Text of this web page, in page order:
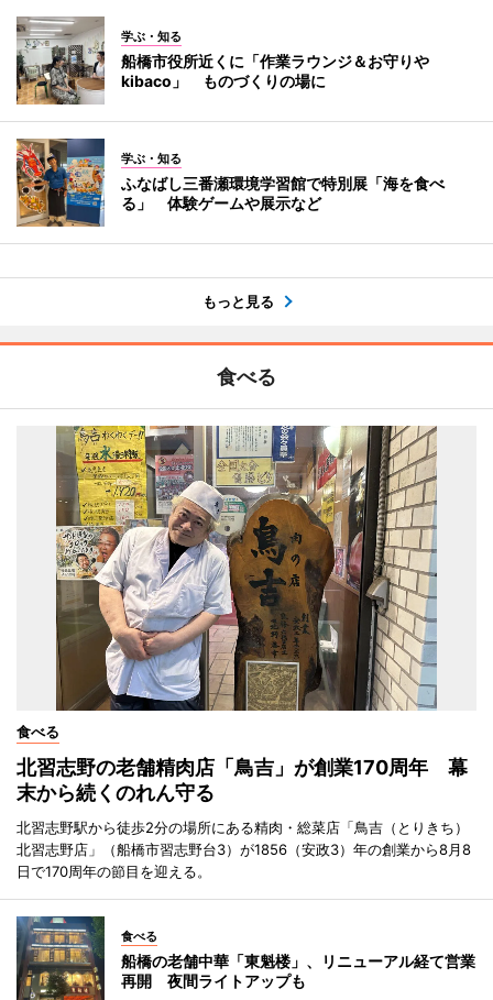
学ぶ・知る
船橋市役所近くに「作業ラウンジ＆お守りや
kibaco」 ものづくりの場に
学ぶ・知る
ふなばし三番瀬環境学習館で特別展「海を食べ
る」 体験ゲームや展示など
もっと見る
食べる
食べる
北習志野の老舗精肉店「鳥吉」が創業170周年 幕
末から続くのれん守る
北習志野駅から徒歩2分の場所にある精肉・総菜店「鳥吉（とりきち）
北習志野店」（船橋市習志野台3）が1856（安政3）年の創業から8月8
日で170周年の節目を迎える。
食べる
船橋の老舗中華「東魁楼」、リニューアル経て営業
再開 夜間ライトアップも